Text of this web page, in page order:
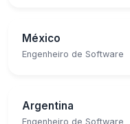
México
Engenheiro de Software
Argentina
Engenheiro de Software